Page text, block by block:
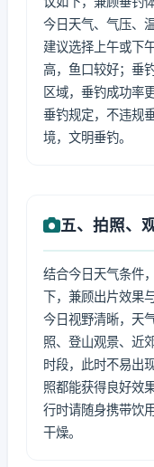
今日天气、气压、
建议选择上午或下
高，鱼口较好；垂
区域，垂钓成功率
垂钓规定，不违规
境，文明垂钓。
五、拍照、
结合今日天气条件
下，兼顾出片效果
今日视野清晰，天
照、登山观景、近
时段，此时不易出
照都能获得良好效
行时请随身携带饮
干燥。